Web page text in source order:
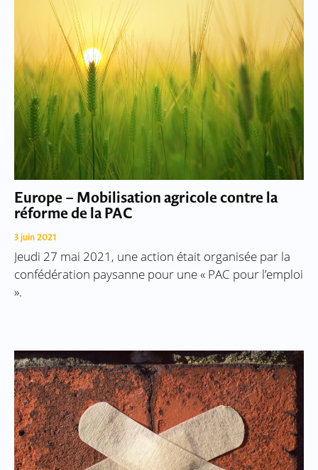
Europe – Mobilisation agricole contre la
réforme de la PAC
3 juin 2021
Jeudi 27 mai 2021, une action était organisée par la
confédération paysanne pour une « PAC pour l’emploi
».